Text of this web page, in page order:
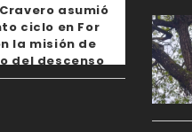
asumió
ciclo en For
la misión de
del descenso